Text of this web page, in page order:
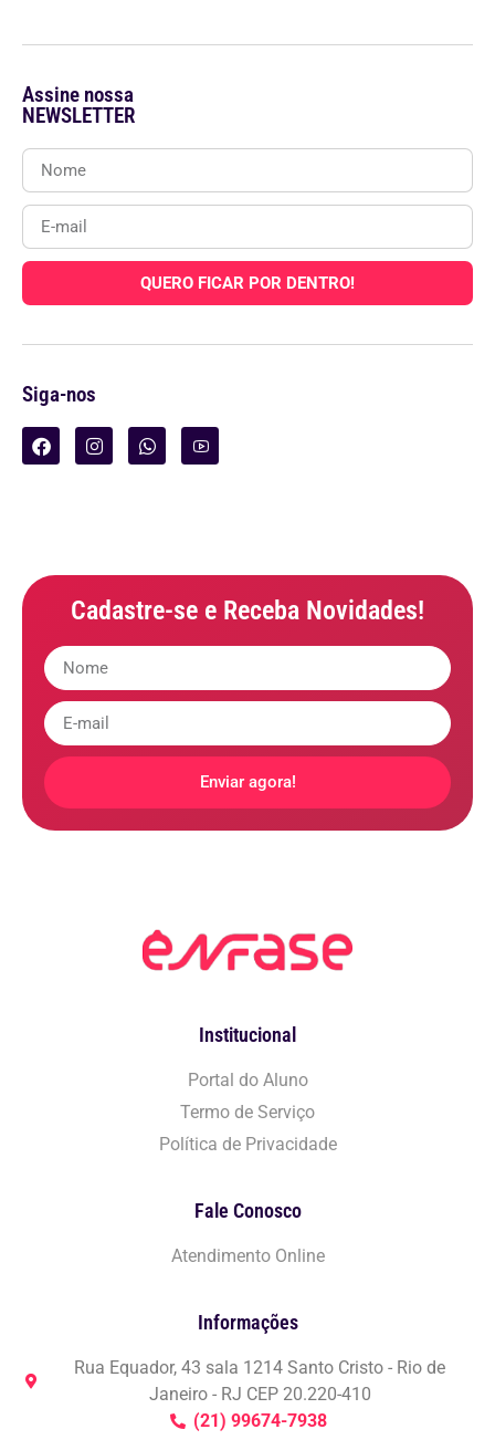
Assine nossa
NEWSLETTER
QUERO FICAR POR DENTRO!
Siga-nos
Cadastre-se e Receba Novidades!
Enviar agora!
Institucional
Portal do Aluno
Termo de Serviço
Política de Privacidade
Fale Conosco
Atendimento Online
Informações
Rua Equador, 43 sala 1214 Santo Cristo - Rio de
Janeiro - RJ CEP 20.220-410
(21) 99674-7938